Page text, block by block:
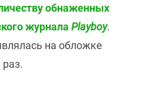
обнаженных
журнала Playboy.
на обложке